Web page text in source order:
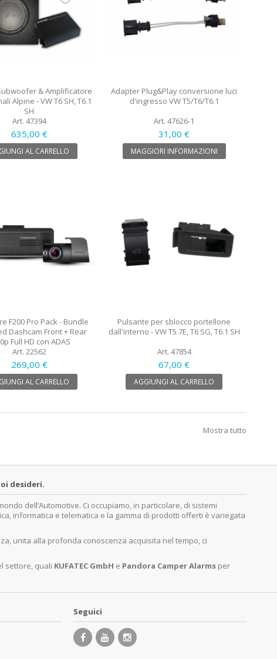
& Amplificatore
Alpine - VW T6 SH, T6.1
SH
Art. 47394
635,00 €
AL CARRELLO
Adapter Plug&Play conversione luci
d'ingresso VW T5/T6/T6.1
Art. 47626-1
31,00 €
MAGGIORI INFORMAZIONI
F200 Pro Pack - Bundle
Dashcam Front + Rear
Full HD con ADAS
Art. 22562
269,00 €
AL CARRELLO
Pulsante per sblocco portellone
dall'interno - VW T5 7E, T6 SG, T6.1 SH
Art. 47854
67,00 €
AGGIUNGI AL CARRELLO
Mostra tutto
desideri.
dell’Automotive. Ci occupiamo, in particolare, di sistemi
informatica e telematica e la gamma di prodotti offerti è variegata
unita alla profonda conoscenza acquisita nel tempo, ci
settore, quali KUFATEC GmbH e Pandora Camper Alarms per
Seguici